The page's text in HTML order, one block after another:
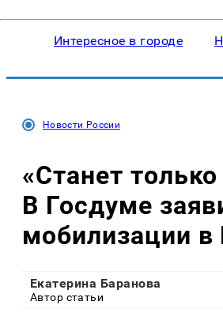
Интересное в городе
Новости России
«Станет
В Госдуме
мобилизации в
Екатерина Баранова
Автор статьи